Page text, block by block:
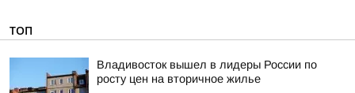
ТОП
Владивосток вышел в лидеры России по
росту цен на вторичное жилье